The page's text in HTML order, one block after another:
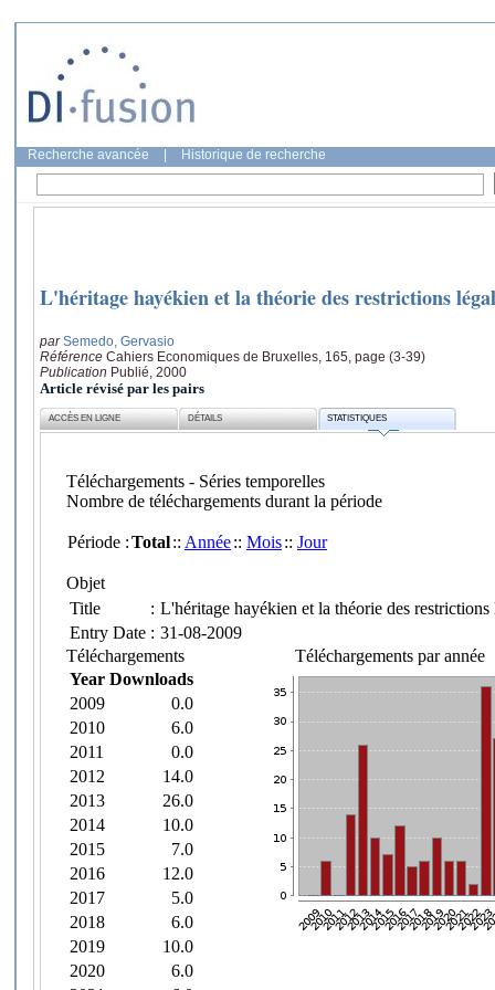
Recherche avancée Historique de recherche
L'héritage hayékien et la théorie des restrictions
parSemedo, Gervasio
Référence Cahiers Economiques de Bruxelles, 165, page (3-39)
Publication Publié, 2000
Article révisé par les pairs
ACCÈS EN LIGNE DÉTAILS STATISTIQUES